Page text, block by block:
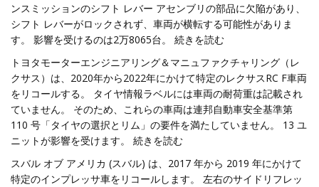
ンスミッションのシフト レバー アセンブリの部品に欠陥があり、
シフト レバーがロックされず、車両が横転する可能性がありま
す。 影響を受けるのは2万8065台。 続きを読む
トヨタモーターエンジニアリング＆マニュファクチャリング（レ
クサス）は、2020年から2022年にかけて特定のレクサスRC F車両
をリコールする。 タイヤ情報ラベルには車両の耐荷重は記載され
ていません。 そのため、これらの車両は連邦自動車安全基準第
110 号「タイヤの選択とリム」の要件を満たしていません。 13 ユ
ニットが影響を受けます。 続きを読む
スバル オブ アメリカ (スバル) は、2017 年から 2019 年にかけて
特定のインプレッサ車をリコールします。 左右のサイドリフレッ